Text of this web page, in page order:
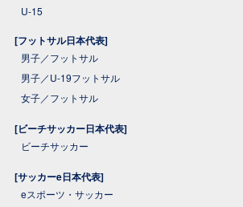
U-15
[フットサル日本代表]
男子／フットサル
男子／U-19フットサル
女子／フットサル
[ビーチサッカー日本代表]
ビーチサッカー
[サッカーe日本代表]
eスポーツ・サッカー